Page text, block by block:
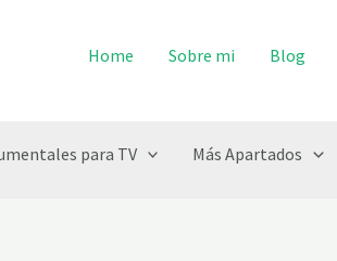
Home Sobre mi Blog
para TV Más Apartados